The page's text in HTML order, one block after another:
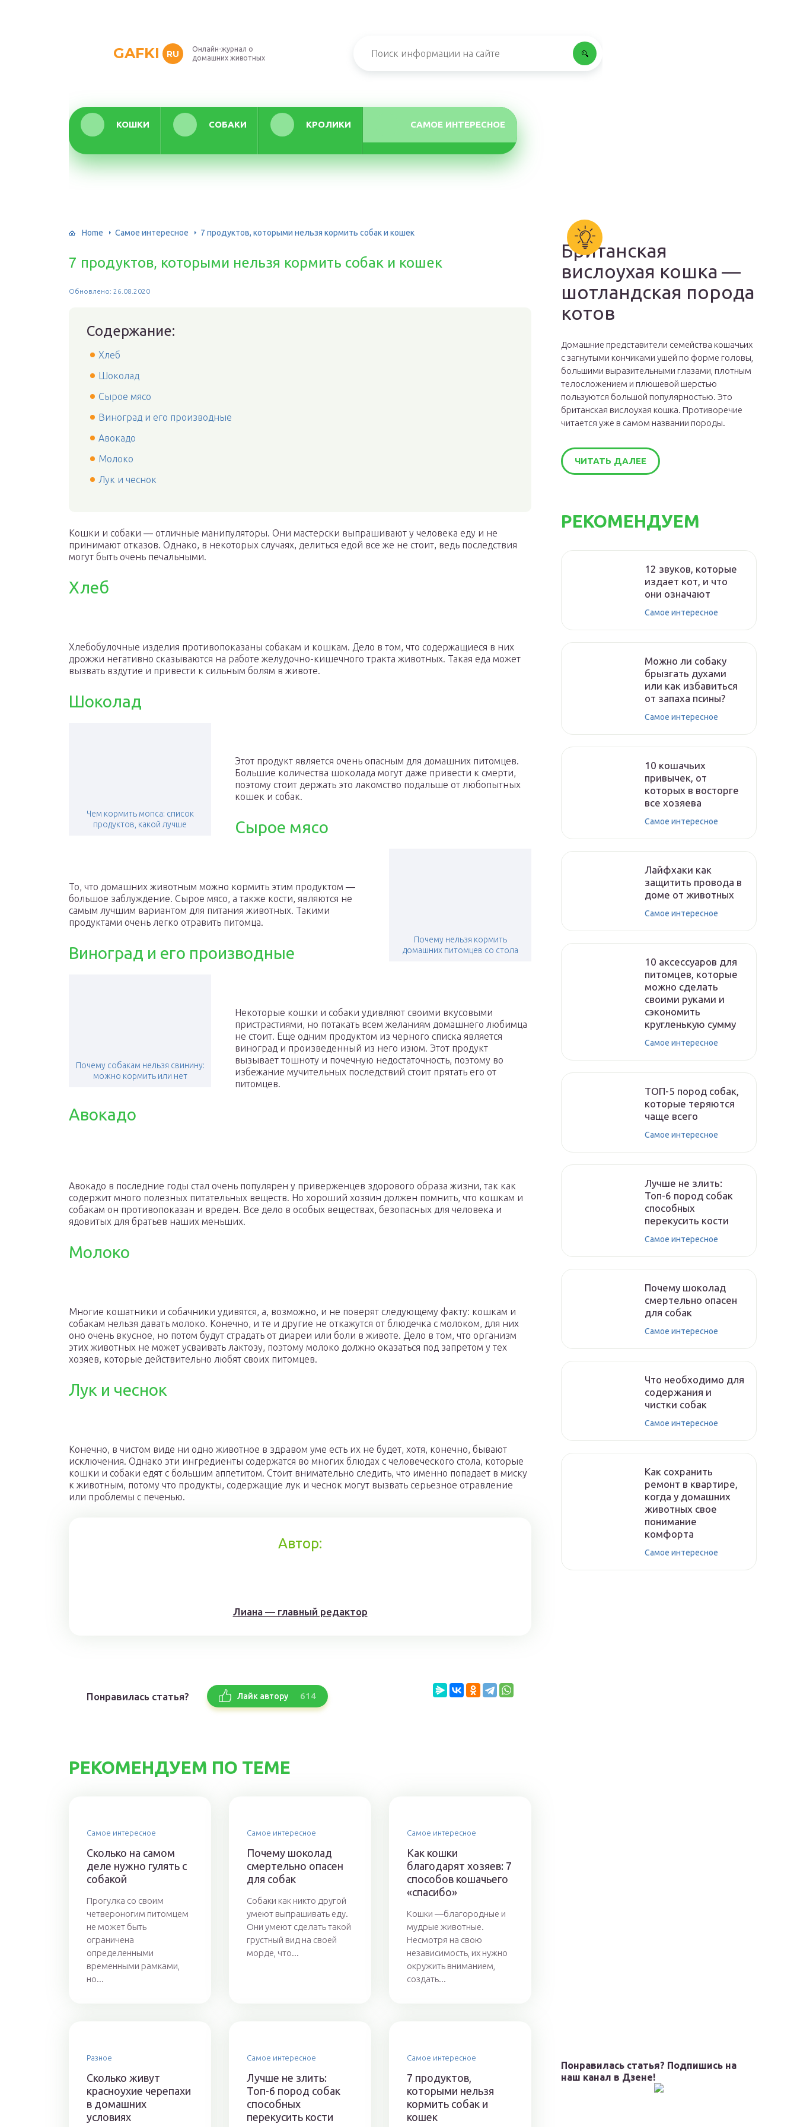
GAFKI RU
Онлайн-журнал о
домашних животных
КОШКИ СОБАКИ КРОЛИКИ САМОЕ ИНТЕРЕСНОЕ
Home Самое интересное 7 продуктов, которыми нельзя кормить собак и кошек
7 продуктов, которыми нельзя кормить собак и кошек
Обновлено: 26.08.2020
Содержание:
Хлеб
Шоколад
Сырое мясо
Виноград и его производные
Авокадо
Молоко
Лук и чеснок
Кошки и собаки ― отличные манипуляторы. Они мастерски выпрашивают у человека еду и не
принимают отказов. Однако, в некоторых случаях, делиться едой все же не стоит, ведь последствия
могут быть очень печальными.
Хлеб
Хлебобулочные изделия противопоказаны собакам и кошкам. Дело в том, что содержащиеся в них
дрожжи негативно сказываются на работе желудочно-кишечного тракта животных. Такая еда может
вызвать вздутие и привести к сильным болям в животе.
Шоколад
Чем кормить мопса: список
продуктов, какой лучше
Этот продукт является очень опасным для домашних питомцев.
Большие количества шоколада могут даже привести к смерти,
поэтому стоит держать это лакомство подальше от любопытных
кошек и собак.
Сырое мясо
Почему нельзя кормить
домашних питомцев со стола
То, что домашних животным можно кормить этим продуктом ―
большое заблуждение. Сырое мясо, а также кости, являются не
самым лучшим вариантом для питания животных. Такими
продуктами очень легко отравить питомца.
Виноград и его производные
Почему собакам нельзя свинину:
можно кормить или нет
Некоторые кошки и собаки удивляют своими вкусовыми
пристрастиями, но потакать всем желаниям домашнего любимца
не стоит. Еще одним продуктом из черного списка является
виноград и произведенный из него изюм. Этот продукт
вызывает тошноту и почечную недостаточность, поэтому во
избежание мучительных последствий стоит прятать его от
питомцев.
Авокадо
Авокадо в последние годы стал очень популярен у приверженцев здорового образа жизни, так как
содержит много полезных питательных веществ. Но хороший хозяин должен помнить, что кошкам и
собакам он противопоказан и вреден. Все дело в особых веществах, безопасных для человека и
ядовитых для братьев наших меньших.
Молоко
Многие кошатники и собачники удивятся, а, возможно, и не поверят следующему факту: кошкам и
собакам нельзя давать молоко. Конечно, и те и другие не откажутся от блюдечка с молоком, для них
оно очень вкусное, но потом будут страдать от диареи или боли в животе. Дело в том, что организм
этих животных не может усваивать лактозу, поэтому молоко должно оказаться под запретом у тех
хозяев, которые действительно любят своих питомцев.
Лук и чеснок
Конечно, в чистом виде ни одно животное в здравом уме есть их не будет, хотя, конечно, бывают
исключения. Однако эти ингредиенты содержатся во многих блюдах с человеческого стола, которые
кошки и собаки едят с большим аппетитом. Стоит внимательно следить, что именно попадает в миску
к животным, потому что продукты, содержащие лук и чеснок могут вызвать серьезное отравление
или проблемы с печенью.
Автор:
Лиана — главный редактор
Понравилась статья? Лайк автору 614
РЕКОМЕНДУЕМ ПО ТЕМЕ
Самое интересное
Сколько на самом
деле нужно гулять с
собакой
Прогулка со своим
четвероногим питомцем
не может быть
ограничена
определенными
временными рамками,
но...
Самое интересное
Почему шоколад
смертельно опасен
для собак
Собаки как никто другой
умеют выпрашивать еду.
Они умеют сделать такой
грустный вид на своей
морде, что...
Самое интересное
Как кошки
благодарят хозяев: 7
способов кошачьего
«спасибо»
Кошки —благородные и
мудрые животные.
Несмотря на свою
независимость, их нужно
окружить вниманием,
создать...
Разное
Сколько живут
красноухие черепахи
в домашних
условиях
Самое интересное
Лучше не злить:
Топ-6 пород собак
способных
перекусить кости
Самое интересное
7 продуктов,
которыми нельзя
кормить собак и
кошек
Британская
вислоухая кошка —
шотландская порода
котов
Домашние представители семейства кошачьих
с загнутыми кончиками ушей по форме головы,
большими выразительными глазами, плотным
телосложением и плюшевой шерстью
пользуются большой популярностью. Это
британская вислоухая кошка. Противоречие
читается уже в самом названии породы.
ЧИТАТЬ ДАЛЕЕ
РЕКОМЕНДУЕМ
12 звуков, которые
издает кот, и что
они означают
Самое интересное
Можно ли собаку
брызгать духами
или как избавиться
от запаха псины?
Самое интересное
10 кошачьих
привычек, от
которых в восторге
все хозяева
Самое интересное
Лайфхаки как
защитить провода в
доме от животных
Самое интересное
10 аксессуаров для
питомцев, которые
можно сделать
своими руками и
сэкономить
кругленькую сумму
Самое интересное
ТОП-5 пород собак,
которые теряются
чаще всего
Самое интересное
Лучше не злить:
Топ-6 пород собак
способных
перекусить кости
Самое интересное
Почему шоколад
смертельно опасен
для собак
Самое интересное
Что необходимо для
содержания и
чистки собак
Самое интересное
Как сохранить
ремонт в квартире,
когда у домашних
животных свое
понимание
комфорта
Самое интересное
Понравилась статья? Подпишись на
наш канал в Дзене!